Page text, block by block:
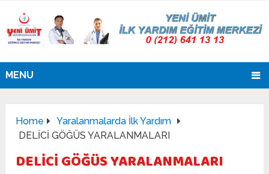
MENU
Home
Yaralanmalarda İlk Yardım
DELİCİ GÖĞÜS YARALANMALARI
DELİCİ GÖĞÜS YARALANMALARI